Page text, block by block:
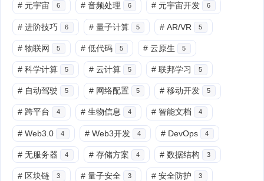
# 元宇宙 6 # 音频处理 6 # 元宇宙开发 6
# 进阶技巧 6 # 量子计算 5 # AR/VR 5
# 物联网 5 # 低代码 5 # 云原生 5
# 科学计算 5 # 云计算 5 # 联邦学习 5
# 自动驾驶 5 # 网络配置 5 # 移动开发 5
# 跨平台 4 # 生物信息 4 # 智能文档 4
# Web3.0 4 # Web3开发 4 # DevOps 4
# 无服务器 4 # 存储方案 4 # 数据结构 3
# 区块链 3 # 量子安全 3 # 安全防护 3